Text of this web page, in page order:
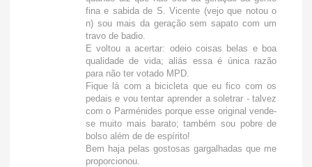
fina e sabida de S. Vicente (vejo que notou o
n) sou mais da geração sem sapato com um
travo de badio.
E voltou a acertar: odeio coisas belas e boa
qualidade de vida; aliás essa é única razão
para não ter votado MPD.
Fique lá com a bicicleta que eu fico com os
pedais e vou tentar aprender a soletrar - talvez
com o Parménides porque esse original vende-
se muito mais barato; também sou pobre de
bolso além de de espírito!
Bem haja pelas gostosas gargalhadas que me
proporcionou.